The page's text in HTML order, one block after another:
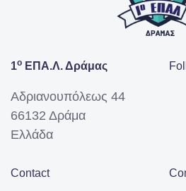
1ο ΕΠΑ.Λ. Δράμας
Αδριανουπόλεως 44
66132 Δράμα
Ελλάδα
Contact